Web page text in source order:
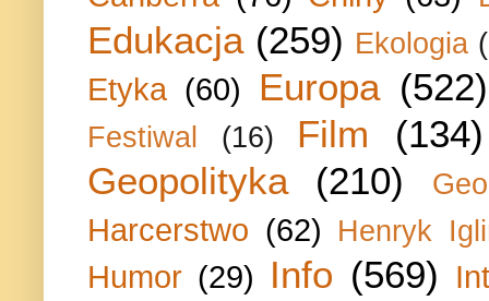
Edukacja (259) Ekologia
Etyka (60) Europa (522)
Festiwal (16) Film
(134)
Geopolityka
(210)
Harcerstwo (62) Henryk
Humor (29) Info (569)